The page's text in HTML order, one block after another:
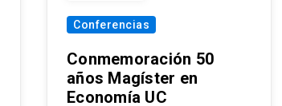
Conferencias
Conmemoración 50
años Magíster en
Economía UC